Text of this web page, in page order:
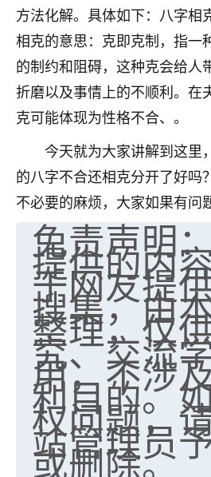
方法化解。具体如下：八字相
相克的意思：克即克制，指一
的制约和阻碍，这种克会给人
折磨以及事情上的不顺利。在
克可能体现为性格不合、。
今天就为大家讲解到这里
的八字不合还相克分开了好吗
不必要的麻烦，大家如果有问
免责声明
提供的内
于网友提
搜集，由
整理，仅
究、交流
用，不涉
利目的。
权问题，
站管理员
或删除。